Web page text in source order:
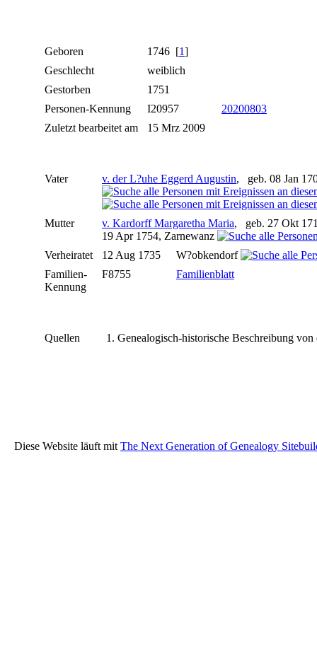
Geboren 1746 [1]
Geschlecht
weiblich
Gestorben
1751
Personen-Kennung
I20957
20200803
Zuletzt bearbeitet am
15 Mrz 2009
Vater v. der L?uhe Eggerd Augustin, geb. 08 Jan
Mutter v. Kardorff Margaretha Maria, geb. 27 Okt
19 Apr 1754, Zarnewanz
Verheiratet
12 Aug 1735
W?obkendorf
Familien-
Kennung
F8755 Familienblatt
Quellen Genealogisch-historische Beschreibung
Diese Website läuft mit The Next Generation of Genealogy